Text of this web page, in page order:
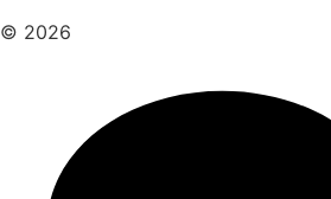
© 2026